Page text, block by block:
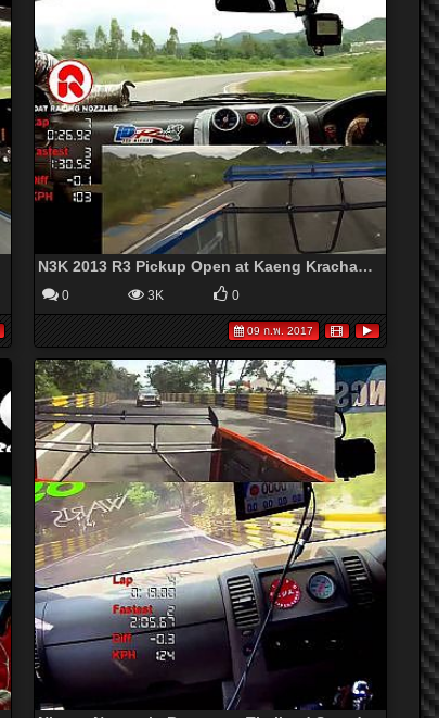
N3K 2013 R3 Pickup Open at Kaeng Krachan Circuit
0 3K 0
09 ก.พ. 2017